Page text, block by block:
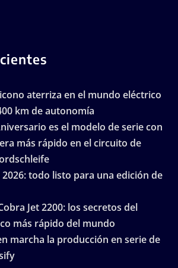
aterriza en el mundo eléctrico
km de autonomía
es el modelo de serie con
más rápido en el circuito de
2026: todo listo para una edición de
Jet 2200: los secretos del
más rápido del mundo
marcha la producción en serie de